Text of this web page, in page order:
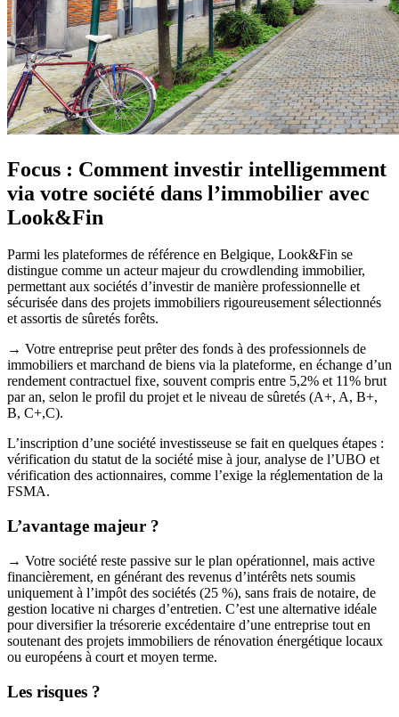
Focus : Comment investir intelligemment
via votre société dans l’immobilier avec
Look&Fin
Parmi les plateformes de référence en Belgique, Look&Fin se
distingue comme un acteur majeur du crowdlending immobilier,
permettant aux sociétés d’investir de manière professionnelle et
sécurisée dans des projets immobiliers rigoureusement sélectionnés
et assortis de sûretés forêts.
→ Votre entreprise peut prêter des fonds à des professionnels de
immobiliers et marchand de biens via la plateforme, en échange d’un
rendement contractuel fixe, souvent compris entre 5,2% et 11% brut
par an, selon le profil du projet et le niveau de sûretés (A+, A, B+,
B, C+,C).
L’inscription d’une société investisseuse se fait en quelques étapes :
vérification du statut de la société mise à jour, analyse de l’UBO et
vérification des actionnaires, comme l’exige la réglementation de la
FSMA.
L’avantage majeur ?
→ Votre société reste passive sur le plan opérationnel, mais active
financièrement, en générant des revenus d’intérêts nets soumis
uniquement à l’impôt des sociétés (25 %), sans frais de notaire, de
gestion locative ni charges d’entretien. C’est une alternative idéale
pour diversifier la trésorerie excédentaire d’une entreprise tout en
soutenant des projets immobiliers de rénovation énergétique locaux
ou européens à court et moyen terme.
Les risques ?